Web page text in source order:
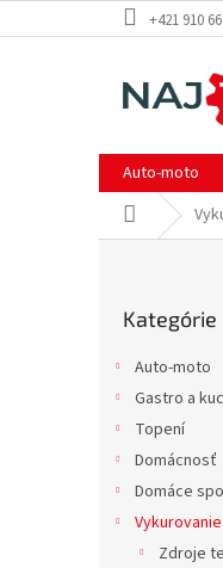
na
+421 910
Auto-moto
Domov
kategórie
Kategórie
Auto-moto
Gastro a
Topení
Domácnosť
Domáce
Vykurovanie
Zdroje